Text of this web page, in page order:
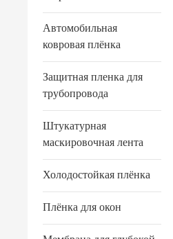
Автомобильная
ковровая плёнка
Защитная пленка для
трубопровода
Штукатурная
маскировочная лента
Холодостойкая плёнка
Плёнка для окон
Защитная пленка для
металлических листов